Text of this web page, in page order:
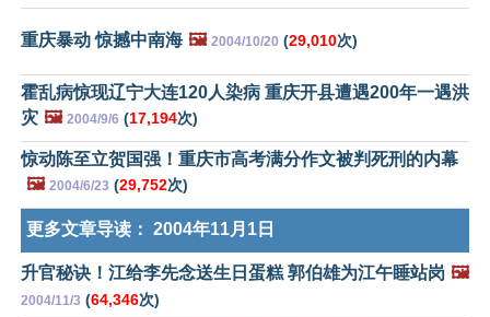
重庆暴动 惊撼中南海 🖼️ 2004/10/20 (29,010次)
霍乱病惊现辽宁大连120人染病 重庆开县遭遇200年一遇洪
灾 🖼️ 2004/9/6 (17,194次)
惊动陈至立贺国强！重庆市高考满分作文被判死刑的内幕
🖼️ 2004/6/23 (29,752次)
更多文章导读： 2004年11月1日
升官秘诀！江给李先念送生日蛋糕 郭伯雄为江午睡站岗 🖼️
2004/11/3 (64,346次)